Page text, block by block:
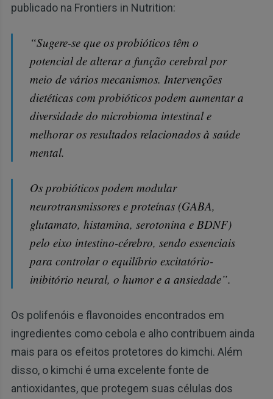
publicado na Frontiers in Nutrition:
“Sugere-se que os probióticos têm o
potencial de alterar a função cerebral por
meio de vários mecanismos. Intervenções
dietéticas com probióticos podem aumentar a
diversidade do microbioma intestinal e
melhorar os resultados relacionados à saúde
mental.
Os probióticos podem modular
neurotransmissores e proteínas (GABA,
glutamato, histamina, serotonina e BDNF)
pelo eixo intestino-cérebro, sendo essenciais
para controlar o equilíbrio excitatório-
inibitório neural, o humor e a ansiedade”.
Os polifenóis e flavonoides encontrados em
ingredientes como cebola e alho contribuem ainda
mais para os efeitos protetores do kimchi. Além
disso, o kimchi é uma excelente fonte de
antioxidantes, que protegem suas células dos